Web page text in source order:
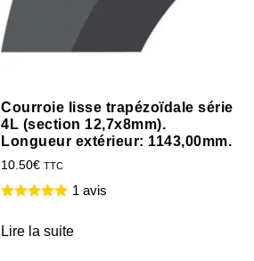
Courroie lisse trapézoïdale série
4L (section 12,7x8mm).
Longueur extérieur: 1143,00mm.
10.50€ TTC
1 avis
Lire la suite